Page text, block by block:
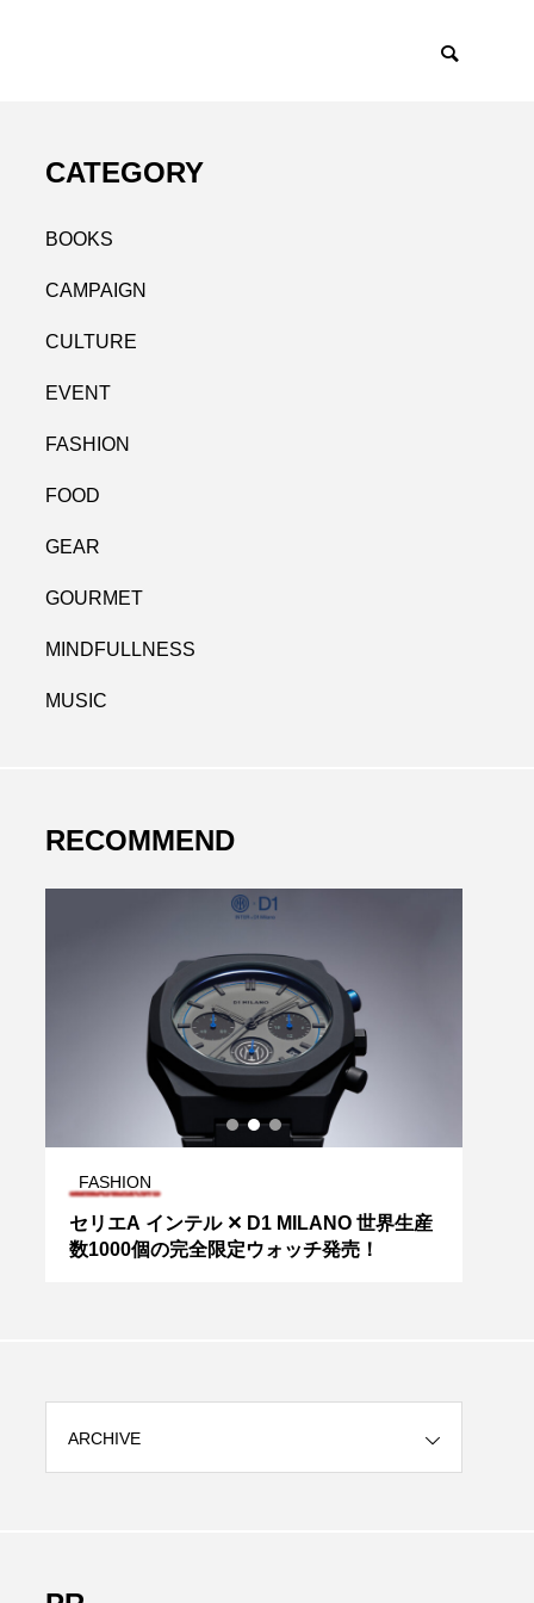
CATEGORY
BOOKS
CAMPAIGN
CULTURE
EVENT
FASHION
FOOD
GEAR
GOURMET
MINDFULLNESS
MUSIC
RECOMMEND
FASHION
セリエA インテル ✕ D1 MILANO 世界生産
数1000個の完全限定ウォッチ発売！
ARCHIVE